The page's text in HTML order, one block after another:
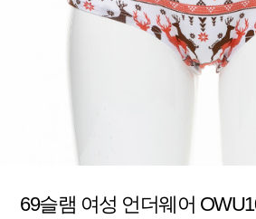
69슬램 여성 언더웨어